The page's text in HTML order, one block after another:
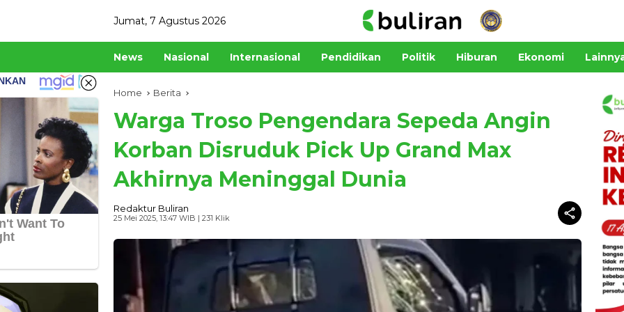
Jumat, 7 Agustus 2026
News Nasional Internasional Pendidikan Politik Hiburan Ekonomi
Home Berita
Warga Troso Pengendara Sepeda Angin
Korban Disruduk Pick Up Grand Max
Akhirnya Meninggal Dunia
Redaktur Buliran
25 Mei 2025, 13:47 WIB | 231 Klik